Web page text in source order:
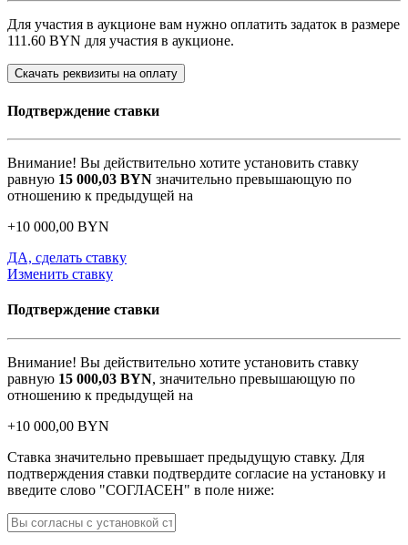
Для участия в аукционе вам нужно оплатить задаток в размере
111.60 BYN для участия в аукционе.
Скачать реквизиты на оплату
Подтверждение ставки
Внимание! Вы действительно хотите установить ставку
равную 15 000,03 BYN значительно превышающую по
отношению к предыдущей на
+10 000,00 BYN
ДА, сделать ставку
Изменить ставку
Подтверждение ставки
Внимание! Вы действительно хотите установить ставку
равную 15 000,03 BYN, значительно превышающую по
отношению к предыдущей на
+10 000,00 BYN
Ставка значительно превышает предыдущую ставку. Для
подтверждения ставки подтвердите согласие на установку и
введите слово "СОГЛАСЕН" в поле ниже: